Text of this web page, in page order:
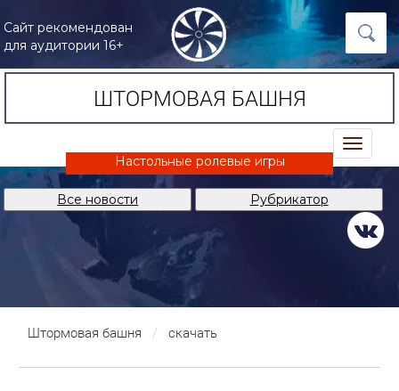
Сайт рекомендован
для аудитории 16+
ШТОРМОВАЯ БАШНЯ
trk
Настольные ролевые игры
Все новости Рубрикатор
Штормовая башня скачать